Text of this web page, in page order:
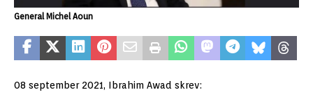
General Michel Aoun
08 september 2021, Ibrahim Awad skrev: